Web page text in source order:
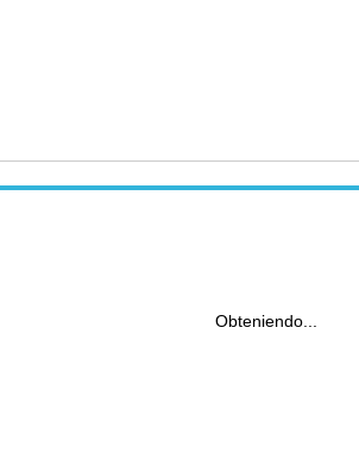
Obteniendo...